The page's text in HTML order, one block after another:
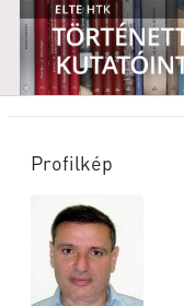
Profilkép